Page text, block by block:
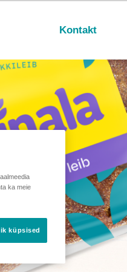
Kontakt
ka meie
küpsised